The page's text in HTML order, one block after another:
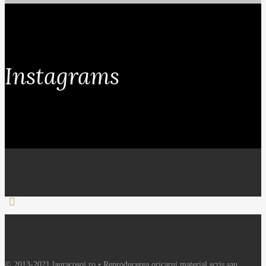
Instagrams